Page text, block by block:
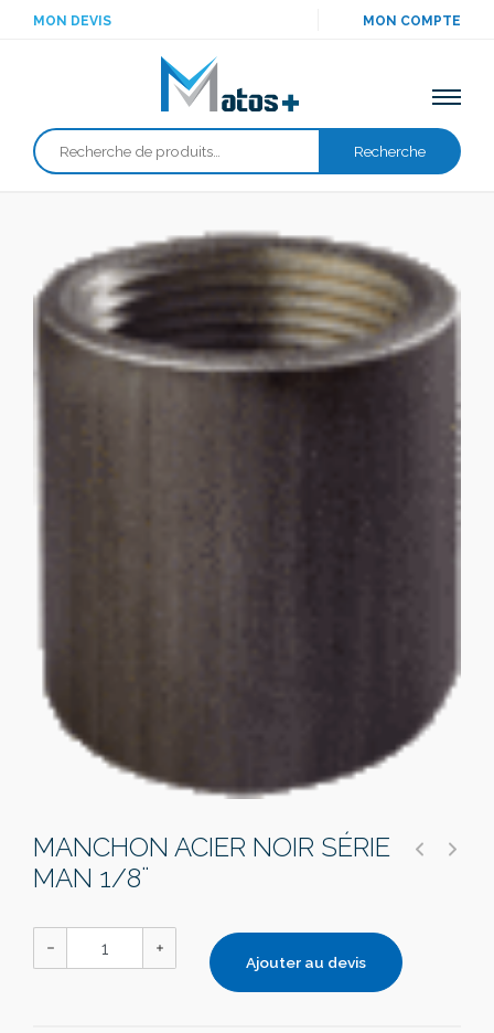
MON DEVIS MON COMPTE
Recherche
Recherche
MANCHON ACIER NOIR SÉRIE
MAN 1/8¨
Ajouter au devis